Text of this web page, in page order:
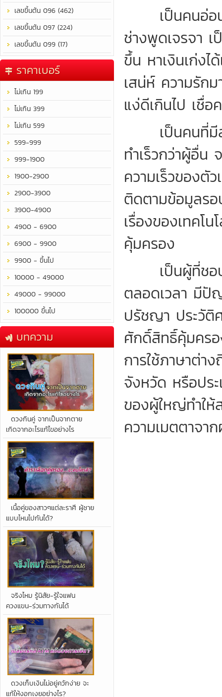
เลขขึ้นต้น 096 (462)
เลขขึ้นต้น 097 (224)
เลขขึ้นต้น 099 (17)
ราคาเบอร์
ไม่เกิน 199
ไม่เกิน 399
ไม่เกิน 599
599-999
999-1900
1900-2900
2900-3900
3900-4900
4900 - 6900
6900 - 9900
9900 - ขึ้นไป
10000 - 49000
49000 - 99000
100000 ขึ้นไป
บทความ
​ดวงกินคู่ จากเป็นจากตาย
เกิดจากอะไรแก้ไขอย่างไร
เนื้อคู่ของสาวๆแต่ละราศี ผู้ชาย
แบบไหนไปกันได้?
จริงไหม รู้นิสัย-รู้ใจแฟน
ควงแขน-ร่วมทางกันได้
ดวงเก็บเงินไม่อยู่ควักง่าย จะ
แก้ให้งอกเงยอย่างไร?
เป็นคนอ่อนห
ช่างพูดเจรจา
ขึ้น หาเงินเก่ง
เสน่ห์ ความรัก
แง่ดีเกินไป เชื่
เป็นคนที่มีส
ทำเร็วกว่าผู้อื่น
ความเร็วของตั
ติดตามข้อมูลรอ
เรื่องของเทคโ
คุ้มครอง
เป็นผู้ที่ชอบพั
ตลอดเวลา มีปั
ปรัชญา ประวัติ
ศักดิ์สิทธิ์คุ้มคร
การใช้ภาษาต่า
จังหวัด หรือปร
ของผู้ใหญ่ทำใ
ความเมตตาจา